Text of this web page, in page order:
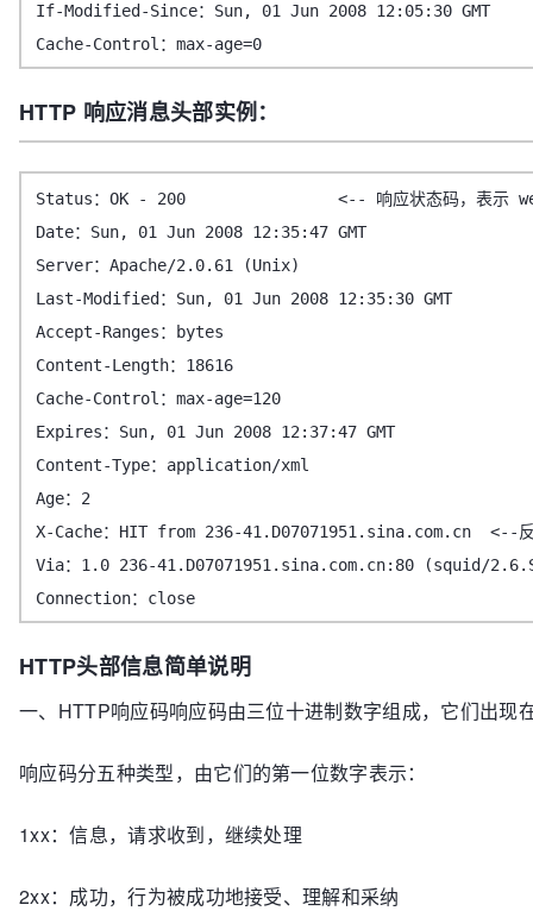
If-Modified-Since：Sun, 01 Jun 2008 12:05:30 GMT
Cache-Control：max-age=0
HTTP 响应消息头部实例：
Status：OK - 200 <-- 响应状态码，表示 web
Date：Sun, 01 Jun 2008 12:35:47 GMT
Server：Apache/2.0.61 (Unix)
Last-Modified：Sun, 01 Jun 2008 12:35:30 GMT
Accept-Ranges：bytes
Content-Length：18616
Cache-Control：max-age=120
Expires：Sun, 01 Jun 2008 12:37:47 GMT
Content-Type：application/xml
Age：2
X-Cache：HIT from 236-41.D07071951.sina.com.cn <--反
Via：1.0 236-41.D07071951.sina.com.cn:80 (squid/
Connection：close
HTTP头部信息简单说明
一、HTTP响应码响应码由三位十进制数字组成，它们出现
响应码分五种类型，由它们的第一位数字表示：
1xx：信息，请求收到，继续处理
2xx：成功，行为被成功地接受、理解和采纳